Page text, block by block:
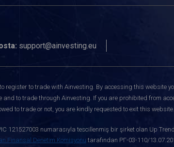
support@ainvesting.eu
register to trade with Ainvesting. By accessing this website
and to trade through Ainvesting. If you are prohibited from
to trade or not, you are kindly requested to exit this website.
121527003 numarasıyla tescillenmiş bir şirket olan Up
Finansal Denetim Komisyonu tarafından РГ-03-110/